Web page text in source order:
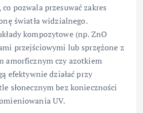
pozwala przesuwać zakres
światła widzialnego.
kompozytowe (np. ZnO
przejściowymi lub sprzężone z
amorficznym czy azotkiem
efektywnie działać przy
słonecznym bez konieczności
UV.